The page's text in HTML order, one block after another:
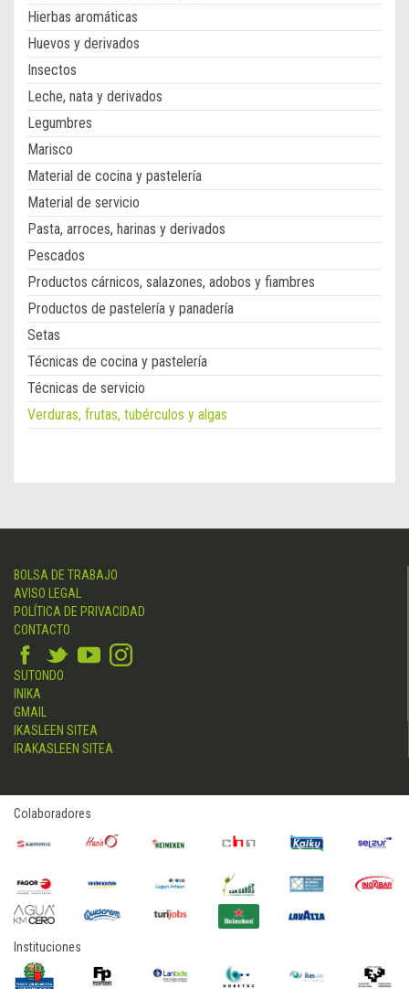
Hierbas aromáticas
Huevos y derivados
Insectos
Leche, nata y derivados
Legumbres
Marisco
Material de cocina y pastelería
Material de servicio
Pasta, arroces, harinas y derivados
Pescados
Productos cárnicos, salazones, adobos y fiambres
Productos de pastelería y panadería
Setas
Técnicas de cocina y pastelería
Técnicas de servicio
Verduras, frutas, tubérculos y algas
BOLSA DE TRABAJO
AVISO LEGAL
POLÍTICA DE PRIVACIDAD
CONTACTO
SUTONDO
INIKA
GMAIL
IKASLEEN SITEA
IRAKASLEEN SITEA
Colaboradores
Instituciones